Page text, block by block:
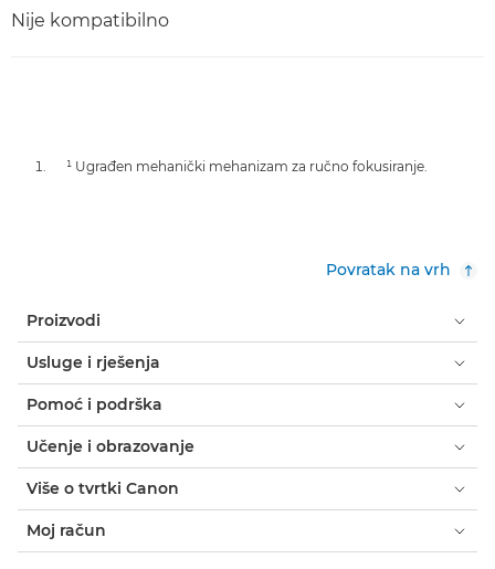
Nije kompatibilno
¹ Ugrađen mehanički mehanizam za ručno fokusiranje.
Povratak na vrh
Proizvodi
Usluge i rješenja
Pomoć i podrška
Učenje i obrazovanje
Više o tvrtki Canon
Moj račun